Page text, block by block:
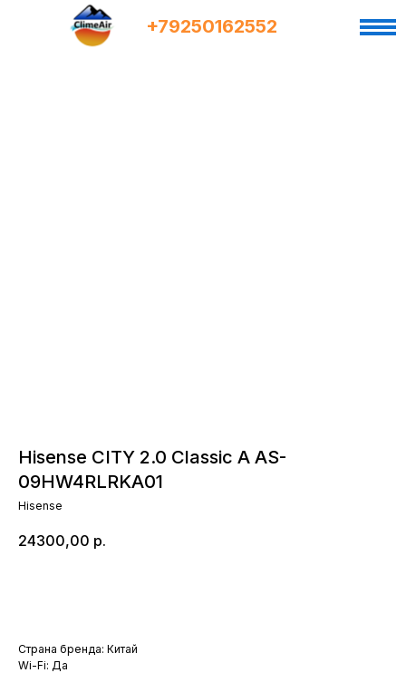
+79250162552
Hisense CITY 2.0 Classic A AS-
09HW4RLRKA01
Hisense
24300,00 р.
Страна бренда: Китай
Wi-Fi: Да